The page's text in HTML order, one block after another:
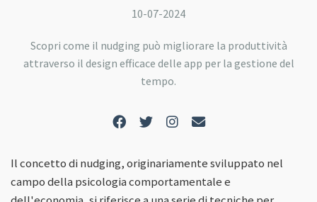
10-07-2024
Scopri come il nudging può migliorare la produttività
attraverso il design efficace delle app per la gestione del
tempo.
Il concetto di nudging, originariamente sviluppato nel
campo della psicologia comportamentale e